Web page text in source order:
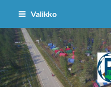
Siirry
sisältöön
Valikko